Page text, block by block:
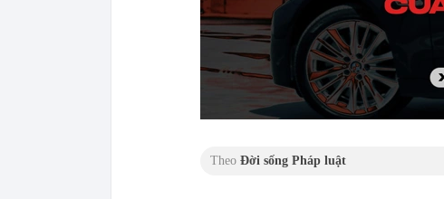
Theo Đời sống Pháp luật